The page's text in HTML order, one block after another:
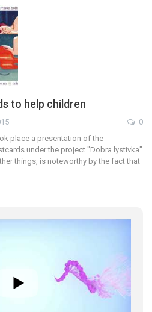
to help children
0
place a presentation of the
under the project "Dobra lystivka"
things, is noteworthy by the fact that